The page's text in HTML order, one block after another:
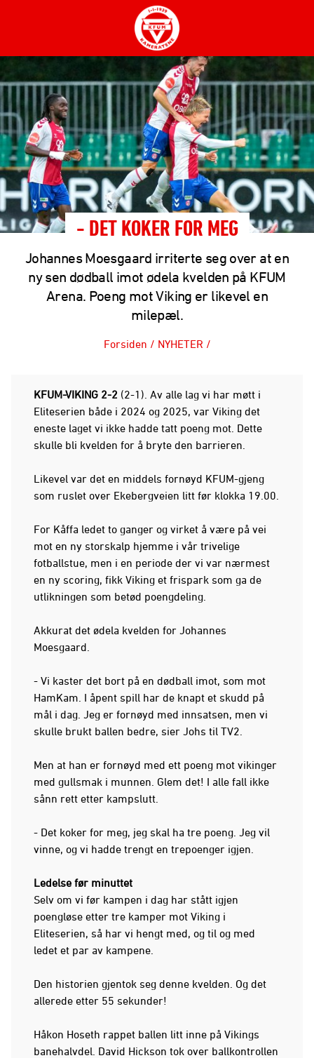
- DET KOKER FOR MEG
Johannes Moesgaard irriterte seg over at en
ny sen dødball imot ødela kvelden på KFUM
Arena. Poeng mot Viking er likevel en
milepæl.
Forsiden / NYHETER /
KFUM-VIKING 2-2 (2-1). Av alle lag vi har møtt i
Eliteserien både i 2024 og 2025, var Viking det
eneste laget vi ikke hadde tatt poeng mot. Dette
skulle bli kvelden for å bryte den barrieren.
Likevel var det en middels fornøyd KFUM-gjeng
som ruslet over Ekebergveien litt før klokka 19.00.
For Kåffa ledet to ganger og virket å være på vei
mot en ny storskalp hjemme i vår trivelige
fotballstue, men i en periode der vi var nærmest
en ny scoring, fikk Viking et frispark som ga de
utlikningen som betød poengdeling.
Akkurat det ødela kvelden for Johannes
Moesgaard.
- Vi kaster det bort på en dødball imot, som mot
HamKam. I åpent spill har de knapt et skudd på
mål i dag. Jeg er fornøyd med innsatsen, men vi
skulle brukt ballen bedre, sier Johs til TV2.
Men at han er fornøyd med ett poeng mot vikinger
med gullsmak i munnen. Glem det! I alle fall ikke
sånn rett etter kampslutt.
- Det koker for meg, jeg skal ha tre poeng. Jeg vil
vinne, og vi hadde trengt en trepoenger igjen.
Ledelse før minuttet
Selv om vi før kampen i dag har stått igjen
poengløse etter tre kamper mot Viking i
Eliteserien, så har vi hengt med, og til og med
ledet et par av kampene.
Den historien gjentok seg denne kvelden. Og det
allerede etter 55 sekunder!
Håkon Hoseth rappet ballen litt inne på Vikings
banehalvdel. David Hickson tok over ballkontrollen